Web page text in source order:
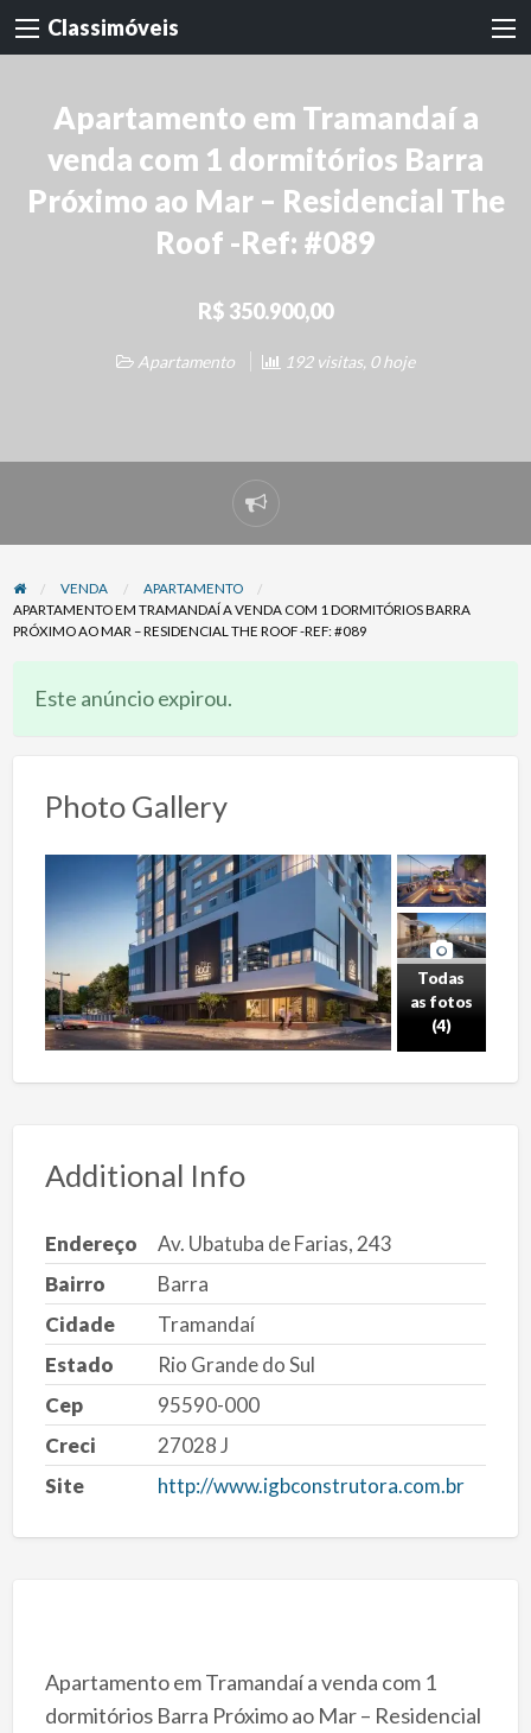
Classimóveis
Apartamento em Tramandaí a
venda com 1 dormitórios Barra
Próximo ao Mar – Residencial The
Roof -Ref: #089
R$ 350.900,00
Apartamento 192 visitas, 0 hoje
Denunciar
problema
VENDA
APARTAMENTO
APARTAMENTO EM TRAMANDAÍ A VENDA COM 1 DORMITÓRIOS BARRA
PRÓXIMO AO MAR – RESIDENCIAL THE ROOF -REF: #089
Este anúncio expirou.
Photo Gallery
Todas
as fotos
(4)
Additional Info
Endereço
Av. Ubatuba de Farias, 243
Bairro
Barra
Cidade
Tramandaí
Estado
Rio Grande do Sul
Cep
95590-000
Creci
27028 J
Site
http://www.igbconstrutora.com.br
Apartamento em Tramandaí a venda com 1
dormitórios Barra Próximo ao Mar – Residencial